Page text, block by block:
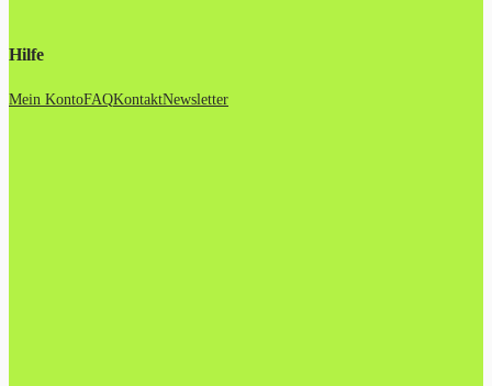
Hilfe
Mein KontoFAQKontaktNewsletter